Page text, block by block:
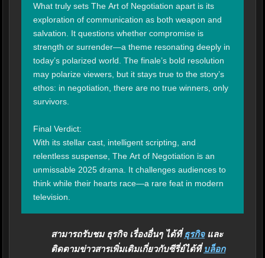
What truly sets The Art of Negotiation apart is its
exploration of communication as both weapon and
salvation. It questions whether compromise is
strength or surrender—a theme resonating deeply in
today’s polarized world. The finale’s bold resolution
may polarize viewers, but it stays true to the story’s
ethos: in negotiation, there are no true winners, only
survivors.
Final Verdict:
With its stellar cast, intelligent scripting, and
relentless suspense, The Art of Negotiation is an
unmissable 2025 drama. It challenges audiences to
think while their hearts race—a rare feat in modern
television.
สามารถรับชม ธุรกิจ เรื่องอื่นๆ ได้ที่ ธุรกิจและ
ติดตามข่าวสารเพิ่มเติมเกี่ยวกับซีรี่ย์ได้ที่ บล็อก